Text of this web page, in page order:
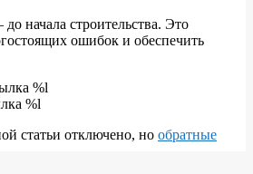
начала строительства. Это
ошибок и обеспечить
%l
%l
статьи отключено, но обратные